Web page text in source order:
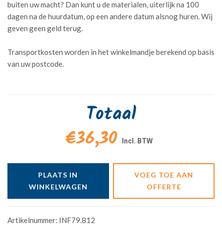
buiten uw macht? Dan kunt u de materialen, uiterlijk na 100
dagen na de huurdatum, op een andere datum alsnog huren. Wij
geven geen geld terug.
Transportkosten worden in het winkelmandje berekend op basis
van uw postcode.
Totaal
€36,30
PLAATS IN
WINKELWAGEN
VOEG TOE AAN
OFFERTE
Artikelnummer: INF79.812